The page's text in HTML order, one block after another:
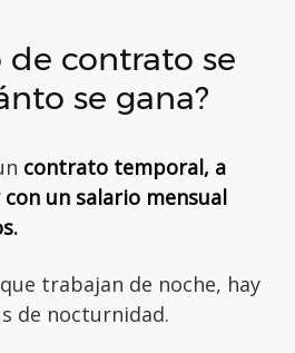
de contrato se
se gana?
contrato temporal, a
un salario mensual
trabajan de noche, hay
de nocturnidad.